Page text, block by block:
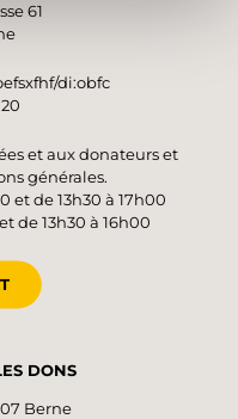
61
di:obfc
et aux donateurs et
générales.
et de 13h30 à 17h00
de 13h30 à 16h00
DONS
Berne